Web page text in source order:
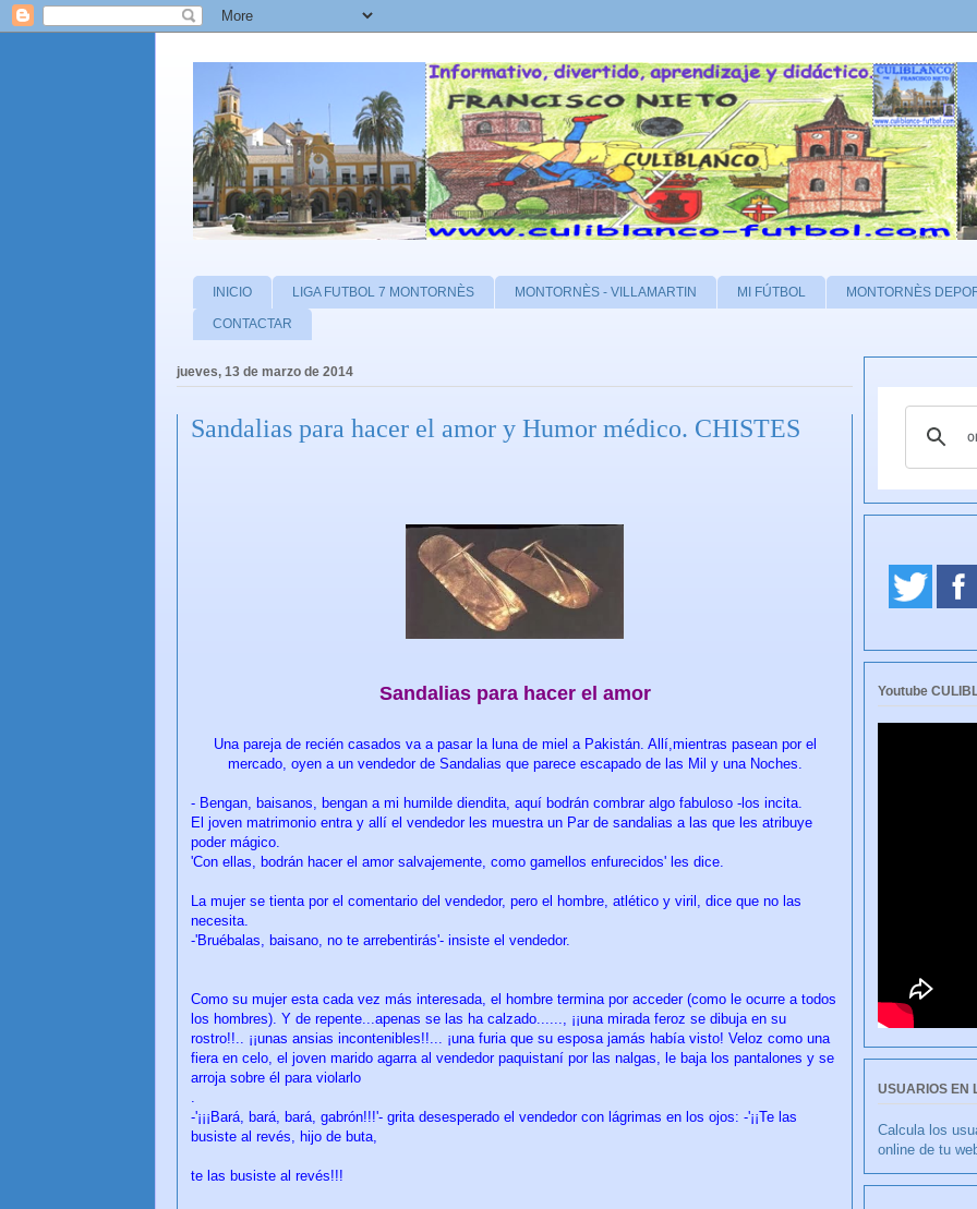
INICIO LIGA FUTBOL 7 MONTORNÈS MONTORNÈS - VILLAMARTIN MI FÚTBOL MONTORNÈS
CONTACTAR
jueves, 13 de marzo de 2014
Sandalias para hacer el amor y Humor médico. CHISTES
Sandalias para hacer el amor
Una pareja de recién casados va a pasar la luna de miel a Pakistán. Allí,mientras pasean por el
mercado, oyen a un vendedor de Sandalias que parece escapado de las Mil y una Noches.
- Bengan, baisanos, bengan a mi humilde diendita, aquí bodrán combrar algo fabuloso -los incita.
El joven matrimonio entra y allí el vendedor les muestra un Par de sandalias a las que les atribuye
poder mágico.
'Con ellas, bodrán hacer el amor salvajemente, como gamellos enfurecidos' les dice.
La mujer se tienta por el comentario del vendedor, pero el hombre, atlético y viril, dice que no las
necesita.
-'Bruébalas, baisano, no te arrebentirás'- insiste el vendedor.
Como su mujer esta cada vez más interesada, el hombre termina por acceder (como le ocurre a todos
los hombres). Y de repente...apenas se las ha calzado......, ¡¡una mirada feroz se dibuja en su
rostro!!.. ¡¡unas ansias incontenibles!!... ¡una furia que su esposa jamás había visto! Veloz como una
fiera en celo, el joven marido agarra al vendedor paquistaní por las nalgas, le baja los pantalones y se
arroja sobre él para violarlo
-'¡¡¡Bará, bará, bará, gabrón!!!'- grita desesperado el vendedor con lágrimas en los ojos: -'¡¡Te las
busiste al revés, hijo de buta,
te las busiste al revés!!!
Youtube
USUARIOS EN
Calcula los
online de tu